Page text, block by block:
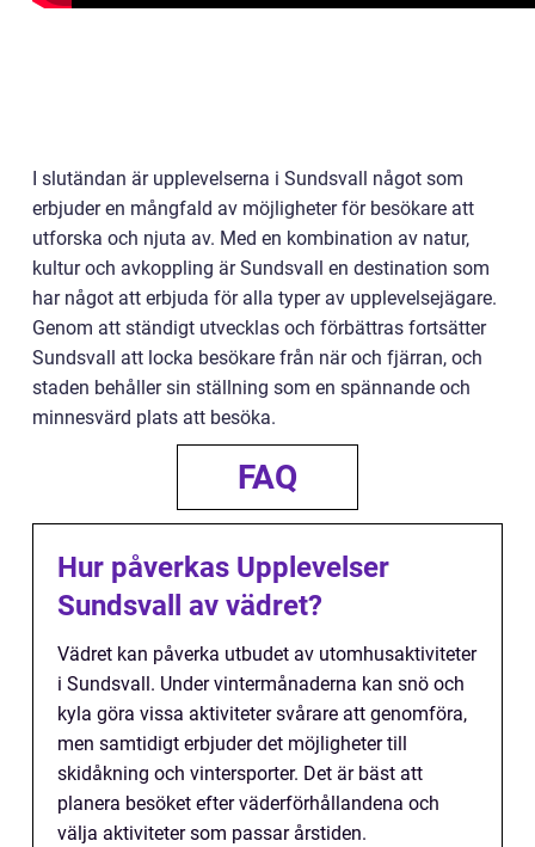
I slutändan är upplevelserna i Sundsvall något som
erbjuder en mångfald av möjligheter för besökare att
utforska och njuta av. Med en kombination av natur,
kultur och avkoppling är Sundsvall en destination som
har något att erbjuda för alla typer av upplevelsejägare.
Genom att ständigt utvecklas och förbättras fortsätter
Sundsvall att locka besökare från när och fjärran, och
staden behåller sin ställning som en spännande och
minnesvärd plats att besöka.
FAQ
Hur påverkas Upplevelser
Sundsvall av vädret?
Vädret kan påverka utbudet av utomhusaktiviteter
i Sundsvall. Under vintermånaderna kan snö och
kyla göra vissa aktiviteter svårare att genomföra,
men samtidigt erbjuder det möjligheter till
skidåkning och vintersporter. Det är bäst att
planera besöket efter väderförhållandena och
välja aktiviteter som passar årstiden.